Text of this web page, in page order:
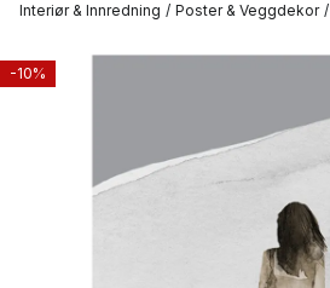
Interiør & Innredning / Poster & Veggdekor /
-10%